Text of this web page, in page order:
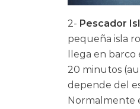
2- Pescador
pequeña isla
llega en
20 minutos
depende del
Normalmente